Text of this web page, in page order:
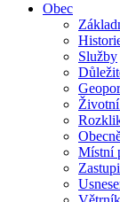
Obec
Služby
Životní
Místní